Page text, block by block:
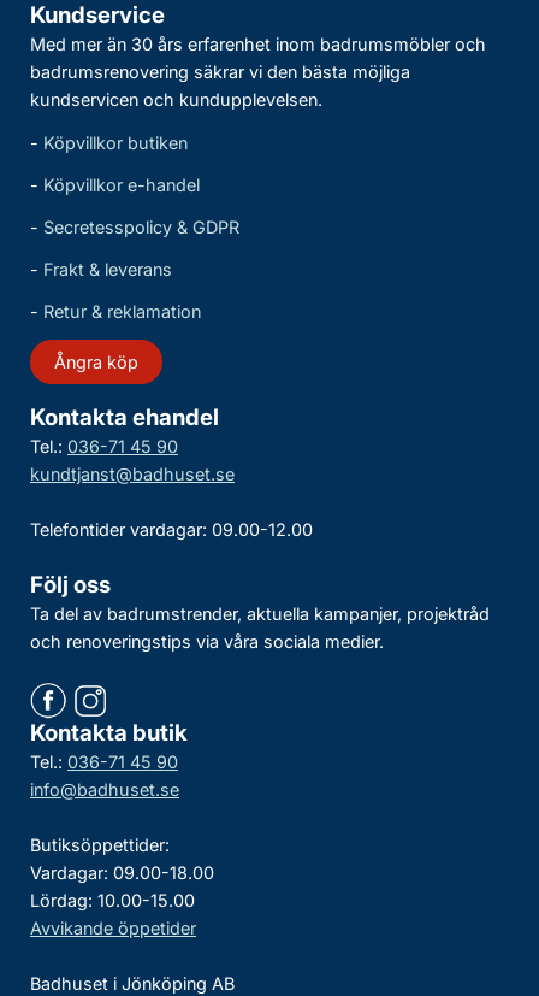
Kundservice
Med mer än 30 års erfarenhet inom badrumsmöbler och
badrumsrenovering säkrar vi den bästa möjliga
kundservicen och kundupplevelsen.
- Köpvillkor butiken
- Köpvillkor e-handel
- Secretesspolicy & GDPR
- Frakt & leverans
- Retur & reklamation
Ångra köp
Kontakta ehandel
Tel.: 036-71 45 90
kundtjanst@badhuset.se
Telefontider vardagar: 09.00-12.00
Följ oss
Ta del av badrumstrender, aktuella kampanjer, projektråd
och renoveringstips via våra sociala medier.
Kontakta butik
Tel.: 036-71 45 90
info@badhuset.se
Butiksöppettider:
Vardagar: 09.00-18.00
Lördag: 10.00-15.00
Avvikande öppetider
Badhuset i Jönköping AB